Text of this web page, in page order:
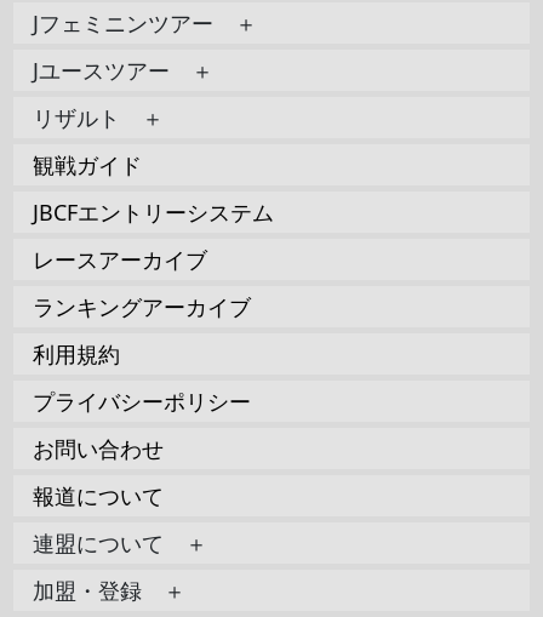
Jフェミニンツアー ＋
Jユースツアー ＋
リザルト ＋
観戦ガイド
JBCFエントリーシステム
レースアーカイブ
ランキングアーカイブ
利用規約
プライバシーポリシー
お問い合わせ
報道について
連盟について ＋
加盟・登録 ＋